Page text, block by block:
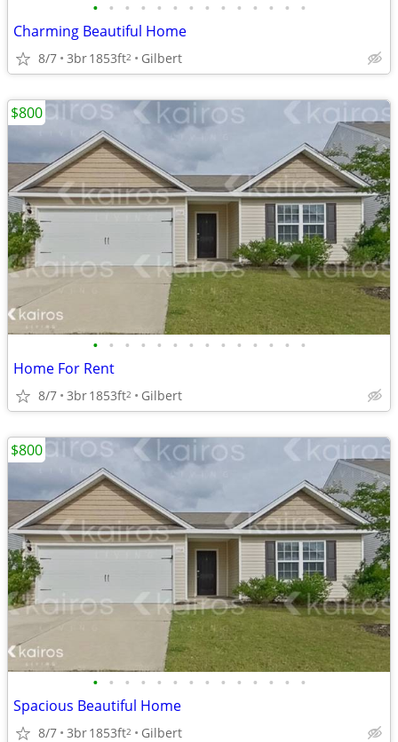
• • • • • • • • • • • • • •
Charming Beautiful Home
8/7 3br1853ft2 Gilbert
• • • • • • • • • • • • • •
Home For Rent
8/7 3br1853ft2 Gilbert
$800
• • • • • • • • • • • • • •
Spacious Beautiful Home
8/7 3br1853ft2 Gilbert
$800